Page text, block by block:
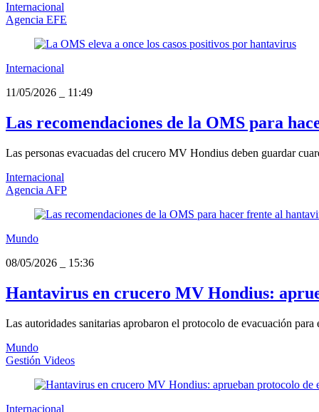
Internacional
Agencia EFE
Internacional
11/05/2026
11:49
Las recomendaciones de la OMS para
Las personas evacuadas del crucero MV Hondius deben guardar
Internacional
Agencia AFP
Mundo
08/05/2026
15:36
Hantavirus en crucero MV Hondius:
Las autoridades sanitarias aprobaron el protocolo de evacuación
Mundo
Gestión Videos
Internacional